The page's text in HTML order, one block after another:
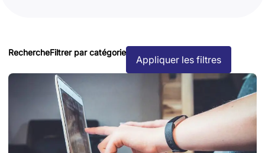
RechercheFiltrer par catégorie
Appliquer les filtres